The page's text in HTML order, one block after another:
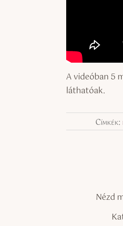
A videóban 5
láthatóak.
Címkék:
Nézd